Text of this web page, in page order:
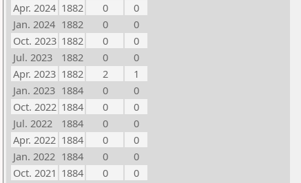
Apr. 2024 1882 0
0
Jan. 2024 1882 0
0
Oct. 2023 1882 0
0
Jul. 2023
1882 0
0
Apr. 2023 1882 2
1
Jan. 2023 1884 0
0
Oct. 2022 1884 0
0
Jul. 2022
1884 0
0
Apr. 2022 1884 0
0
Jan. 2022 1884 0
0
Oct. 2021 1884 0
0